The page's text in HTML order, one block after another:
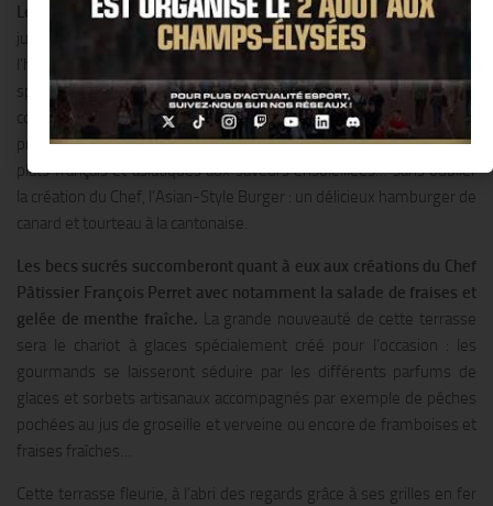
Le Shangri-La Hotel, Paris dévoile ses plus beaux atours dès le 2
juin avec La 8 Iéna, sa nouvelle terrasse située dans l’avant-cour de
spécialement imaginée par le Chef Exécutif Philippe Labbé
comblera les petites et les grandes faims :salades légères et
printanières comme la Salade de crabe au pamplemousse rose,
plats français et asiatiques aux saveurs ensoleillées… sans oublier
la création du Chef, l’Asian-Style Burger : un délicieux hamburger de
canard et tourteau à la cantonaise.
Les becs sucrés succomberont quant à eux aux créations du Chef
Pâtissier François Perret avec notamment la salade de fraises et
gelée de menthe fraîche. La grande nouveauté de cette terrasse
sera le chariot à glaces spécialement créé pour l’occasion : les
gourmands se laisseront séduire par les différents parfums de
glaces et sorbets artisanaux accompagnés par exemple de pêches
pochées au jus de groseille et verveine ou encore de framboises et
fraises fraîches…
Cette terrasse fleurie, à l’abri des regards grâce à ses grilles en fer